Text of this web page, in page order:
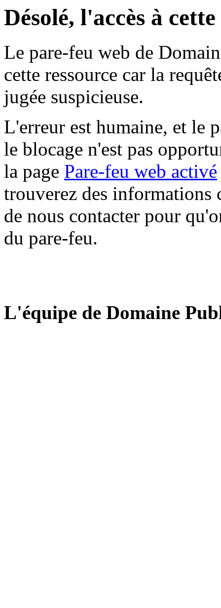
Désolé, l'accès à
Le pare-feu web de
cette ressource car la
jugée suspicieuse.
L'erreur est humaine, et le
le blocage n'est pas
la page Pare-feu web activé
trouverez des informations
de nous contacter pour
du pare-feu.
L'équipe de Domaine